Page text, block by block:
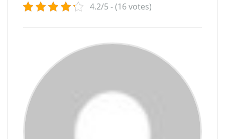
4.2/5 - (16 votes)